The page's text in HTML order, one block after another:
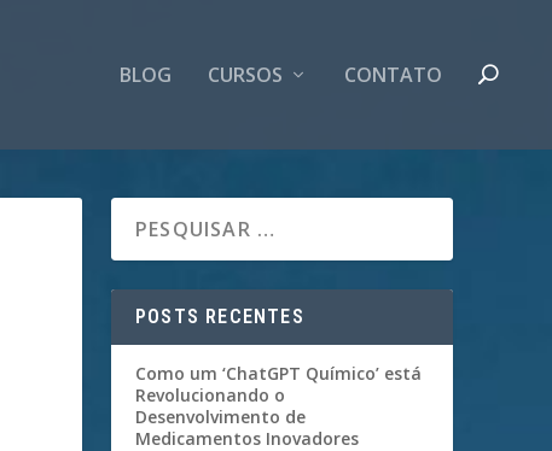
BLOG CURSOS CONTATO
POSTS RECENTES
Como um ‘ChatGPT Químico’ está
Revolucionando o
Desenvolvimento de
Medicamentos Inovadores